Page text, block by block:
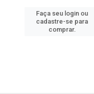
Faça seu login ou
cadastre-se para
comprar.